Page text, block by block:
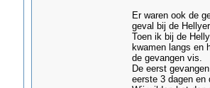
Er waren ook de
geval bij de
Toen ik bij de
kwamen langs en
de gevangen vis.
De eerst
eerste 3 dagen en